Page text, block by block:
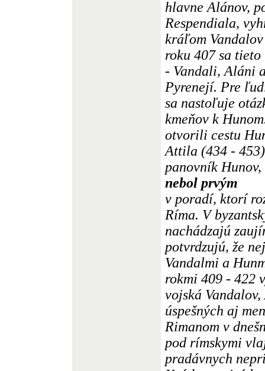
hlavne Alánov,
Respendiala,
kráľom
roku 407 sa
- Vandali, Aláni
Pyrenejí. Pre
sa nastoľuje
kmeňov k
otvorili cestu
Attila (434 -
panovník
nebol prvým
v poradí, ktorí
Ríma. V
nachádzajú
potvrdzujú, že
Vandalmi a
rokmi 409 - 422
vojská
úspešných aj
Rimanom v
pod rímskymi
pradávnych